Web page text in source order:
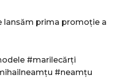
lansăm prima promoție a
#marilecărți
#neamțu